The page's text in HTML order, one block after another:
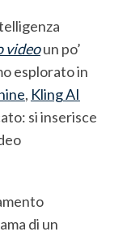
videoun po’
esplorato in
, Kling AI
si inserisce
di un